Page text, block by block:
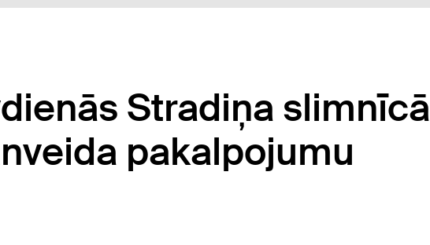
Stradiņa slimnīcā
pakalpojumu